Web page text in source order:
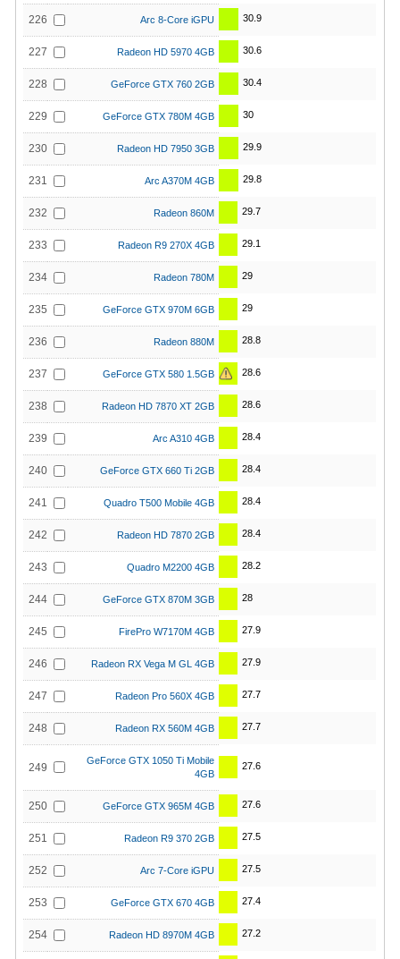
226 Arc 8-Core iGPU 30.9
227 Radeon HD 5970 4GB 30.6
228 GeForce GTX 760 2GB 30.4
229 GeForce GTX 780M 4GB 30
230 Radeon HD 7950 3GB 29.9
231 Arc A370M 4GB 29.8
232 Radeon 860M 29.7
233 Radeon R9 270X 4GB 29.1
234 Radeon 780M 29
235 GeForce GTX 970M 6GB 29
236 Radeon 880M 28.8
237 GeForce GTX 580 1.5GB 28.6
238 Radeon HD 7870 XT 2GB 28.6
239 Arc A310 4GB 28.4
240 GeForce GTX 660 Ti 2GB 28.4
241 Quadro T500 Mobile 4GB 28.4
242 Radeon HD 7870 2GB 28.4
243 Quadro M2200 4GB 28.2
244 GeForce GTX 870M 3GB 28
245 FirePro W7170M 4GB 27.9
246 Radeon RX Vega M GL 4GB 27.9
247 Radeon Pro 560X 4GB 27.7
248 Radeon RX 560M 4GB 27.7
249
GeForce GTX 1050 Ti Mobile
4GB
27.6
250 GeForce GTX 965M 4GB 27.6
251 Radeon R9 370 2GB 27.5
252 Arc 7-Core iGPU 27.5
253 GeForce GTX 670 4GB 27.4
254 Radeon HD 8970M 4GB 27.2